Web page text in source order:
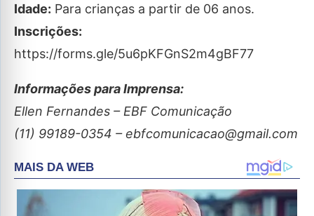
Idade: Para crianças a partir de 06 anos.
Inscrições:
https://forms.gle/5u6pKFGnS2m4gBF77
Informações para Imprensa:
Ellen Fernandes – EBF Comunicação
(11) 99189-0354 – ebfcomunicacao@gmail.com